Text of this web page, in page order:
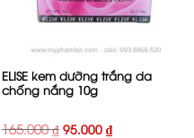
ELISE kem dưỡng trắng da
chống nắng 10g
165.000₫ Giá
95.000 ₫Giá